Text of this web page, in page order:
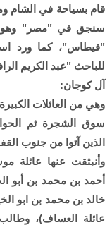
قام بسياحة في الشام
سنجق في "مصر" وهو
"قيطاس"، كما ورد
للباحث "عبد الكريم
آل كوجان:
سوق الشجرة ثم
الذين آتوا من جنوب
وأنبثقت عنها عائلة
أحمد بن محمد بن أبو
خالد بن محمد بن ابو
عائلة العساف)،